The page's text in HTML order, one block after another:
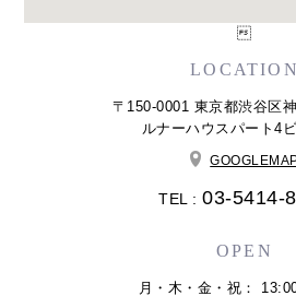
LOCATION
〒150-0001 東京都渋谷区
ルナーハウスパート4
TEL : 03-5414-
OPEN
月・木・金・祝：